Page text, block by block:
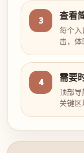
3 查看
每个入
击，体
4 需要
顶部导
关键区